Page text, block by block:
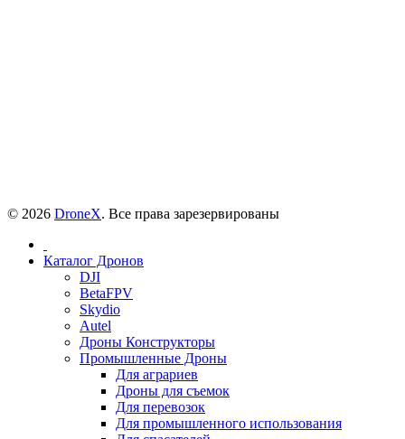
© 2026 DroneX. Все права зарезервированы
Каталог Дронов
DJI
BetaFPV
Skydio
Autel
Дроны Конструкторы
Промышленные Дроны
Для аграриев
Дроны для съемок
Для перевозок
Для промышленного использования